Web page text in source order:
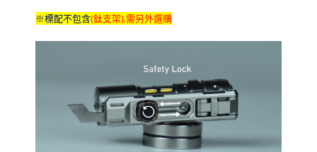
※標配不包含(鈦支架),需另外選購